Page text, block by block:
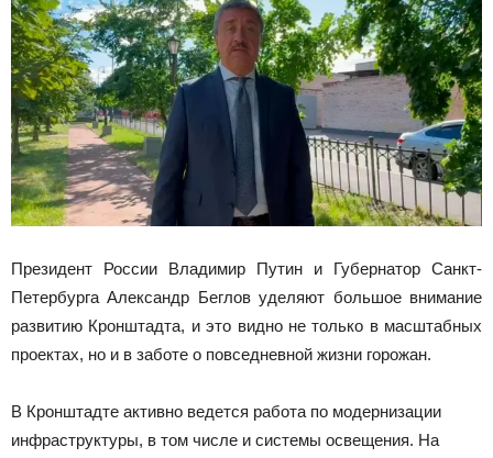
Президент России Владимир Путин и Губернатор Санкт-
Петербурга Александр Беглов уделяют большое внимание
развитию Кронштадта, и это видно не только в масштабных
проектах, но и в заботе о повседневной жизни горожан.
В Кронштадте активно ведется работа по модернизации
инфраструктуры, в том числе и системы освещения. На